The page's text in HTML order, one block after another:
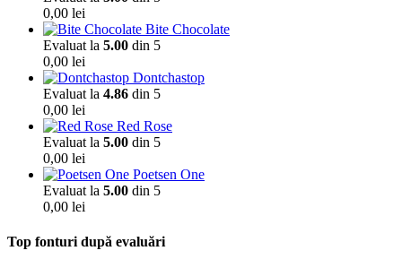
0,00 lei
Bite Chocolate
Evaluat la 5.00 din 5
0,00 lei
Dontchastop
Evaluat la 4.86 din 5
0,00 lei
Red Rose
Evaluat la 5.00 din 5
0,00 lei
Poetsen One
Evaluat la 5.00 din 5
0,00 lei
Top fonturi după evaluări